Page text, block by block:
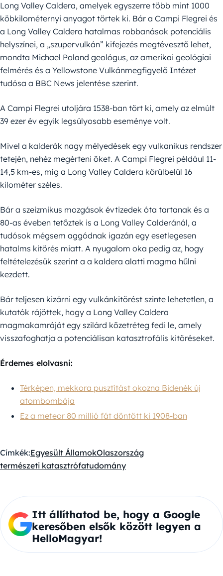
Long Valley Caldera, amelyek egyszerre több mint 1000
köbkilométernyi anyagot törtek ki. Bár a Campi Flegrei és
a Long Valley Caldera hatalmas robbanások potenciális
helyszínei, a „szupervulkán” kifejezés megtévesztő lehet,
mondta Michael Poland geológus, az amerikai geológiai
felmérés és a Yellowstone Vulkánmegfigyelő Intézet
tudósa a BBC News jelentése szerint.
A Campi Flegrei utoljára 1538-ban tört ki, amely az elmúlt
39 ezer év egyik legsúlyosabb eseménye volt.
Mivel a kalderák nagy mélyedések egy vulkanikus rendszer
tetején, nehéz megérteni őket. A Campi Flegrei például 11-
14,5 km-es, míg a Long Valley Caldera körülbelül 16
kilométer széles.
Bár a szeizmikus mozgások évtizedek óta tartanak és a
80-as éveben tetőztek is a Long Valley Calderánál, a
tudósok mégsem aggódnak igazán egy esetlegesen
hatalms kitörés miatt. A nyugalom oka pedig az, hogy
feltételezésük szerint a a kaldera alatti magma hűlni
kezdett.
Bár teljesen kizárni egy vulkánkitörést szinte lehetetlen, a
kutatók rájöttek, hogy a Long Valley Caldera
magmakamráját egy szilárd kőzetréteg fedi le, amely
visszafoghatja a potenciálisan katasztrofális kitöréseket.
Érdemes elolvasni:
Térképen, mekkora pusztítást okozna Bidenék új
atombombája
Ez a meteor 80 millió fát döntött ki 1908-ban
Címkék:Egyesült ÁllamokOlaszország
természeti katasztrófatudomány
Itt állíthatod be, hogy a Google
keresőben elsők között legyen a
HelloMagyar!